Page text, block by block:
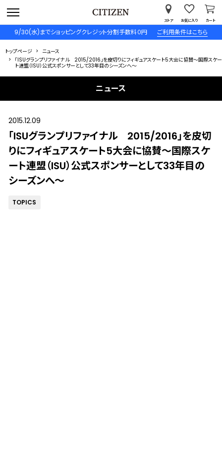
9/30(水)までショッピングクレジット分割手数料０円 ご利用条件はこちら
ストア お気に入り カート
トップページ
ニュース
「ISUグランプリファイナル 2015/2016」を皮切りにフィギュアスケート5大会に協賛～国際スケー
ト連盟（ISU）公式スポンサーとして33年目のシーズンへ～
ニュース
2015.12.09
「ISUグランプリファイナル 2015/2016」を皮切
りにフィギュアスケート5大会に協賛～国際スケ
ート連盟（ISU）公式スポンサーとして33年目の
シーズンへ～
TOPICS